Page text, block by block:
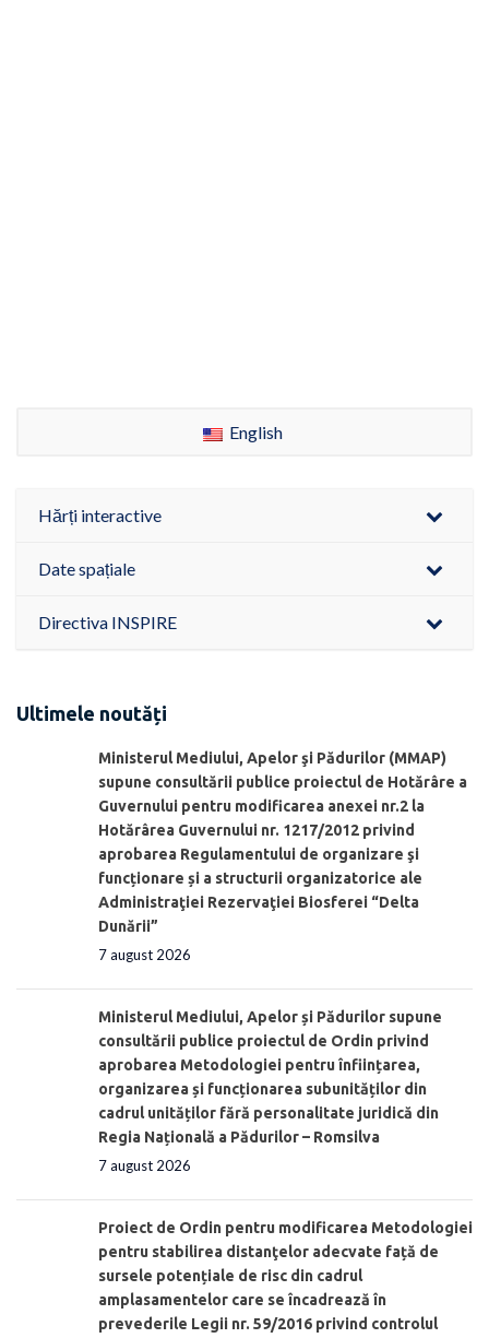
English
Hărți interactive
Date spațiale
Directiva INSPIRE
Ultimele noutăți
Ministerul Mediului, Apelor şi Pădurilor (MMAP)
supune consultării publice proiectul de Hotărâre a
Guvernului pentru modificarea anexei nr.2 la
Hotărârea Guvernului nr. 1217/2012 privind
aprobarea Regulamentului de organizare şi
funcționare și a structurii organizatorice ale
Administraţiei Rezervaţiei Biosferei “Delta
Dunării”
7 august 2026
Ministerul Mediului, Apelor și Pădurilor supune
consultării publice proiectul de Ordin privind
aprobarea Metodologiei pentru înființarea,
organizarea și funcționarea subunităților din
cadrul unităților fără personalitate juridică din
Regia Națională a Pădurilor – Romsilva
7 august 2026
Proiect de Ordin pentru modificarea Metodologiei
pentru stabilirea distanţelor adecvate față de
sursele potențiale de risc din cadrul
amplasamentelor care se încadrează în
prevederile Legii nr. 59/2016 privind controlul